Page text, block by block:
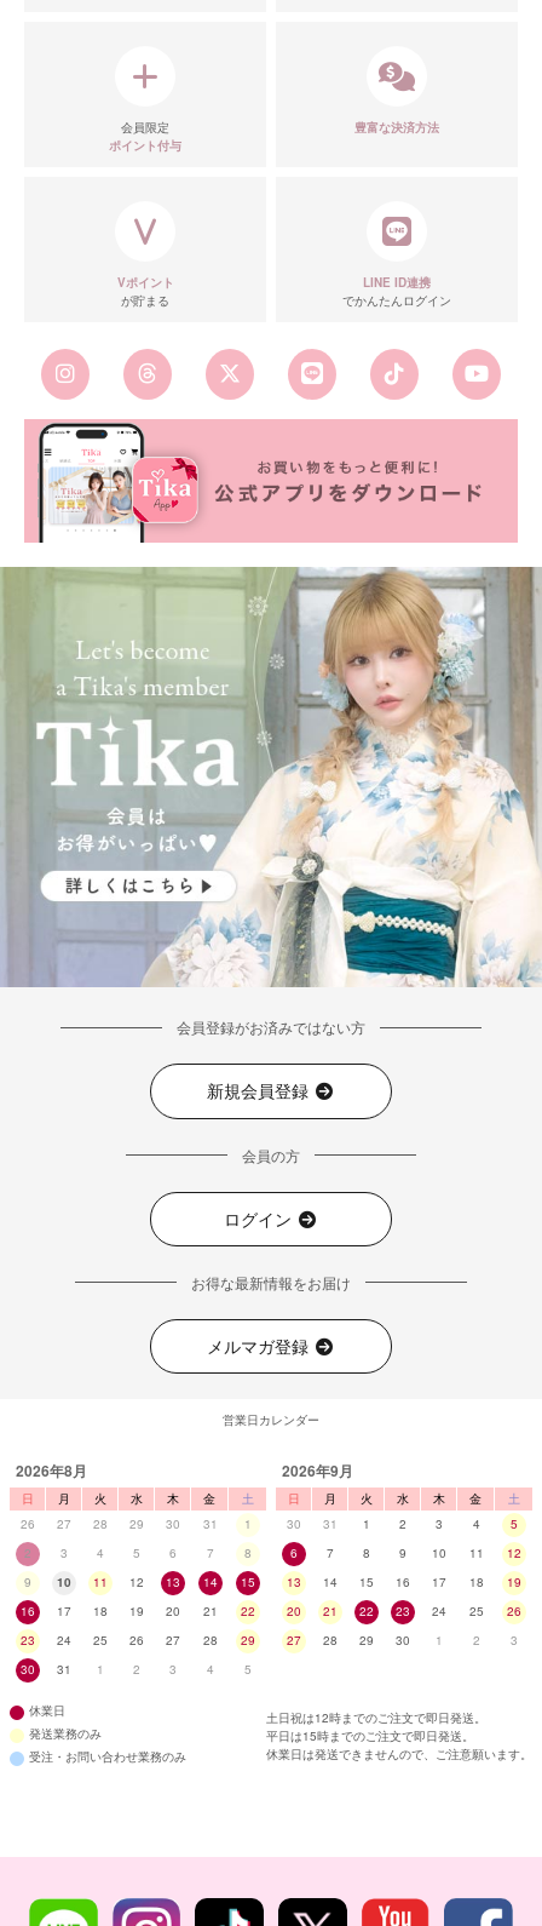
会員限定
ポイント付与
豊富な決済方法
Vポイント
が貯まる
LINE ID連携
でかんたんログイン
会員登録がお済みではない方
新規会員登録
会員の方
ログイン
お得な最新情報をお届け
メルマガ登録
営業日カレンダー
2026年8月
日 月 火 水 木 金
土
26
27 28 29 30 31
1
2
3 4 5 6 7
8
9
10 11 12 13 14
15
16
17 18 19 20 21
22
23
24 25 26 27 28
29
30
31 1 2 3 4 5
2026年9月
日 月 火 水 木 金
土
30
31 1 2 3 4
5
6
7 8 9 10 11
12
13
14 15 16 17 18
19
20
21 22 23 24 25
26
27
28 29 30 1 2 3
休業日
発送業務のみ
受注・お問い合わせ業務のみ
土日祝は12時までのご注文で即日発送。
平日は15時までのご注文で即日発送。
休業日は発送できませんので、ご注意願います。